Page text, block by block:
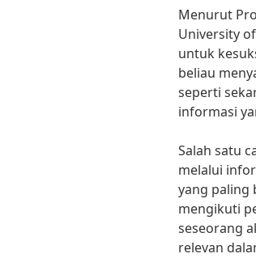
Menurut
University
untuk
beliau
seperti
informasi
Salah satu
melalui
yang paling
mengikuti
seseorang
relevan